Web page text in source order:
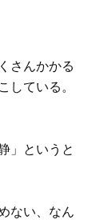
さんかかる
している。
」というと
ない、なん